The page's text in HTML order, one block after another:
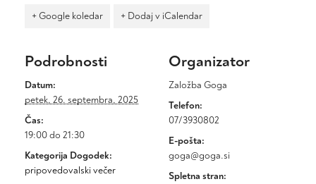
+ Google koledar + Dodaj v iCalendar
Podrobnosti
Datum:
petek, 26. septembra, 2025
Čas:
19:00 do 21:30
Kategorija Dogodek:
pripovedovalski večer
Organizator
Založba Goga
Telefon:
07/3930802
E-pošta:
goga@goga.si
Spletna stran: